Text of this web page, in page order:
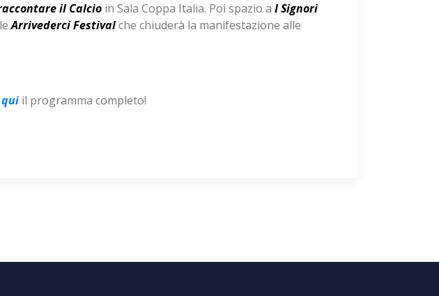
il Calcio in Sala Coppa Italia. Poi spazio a I Signori
Arrivederci Festivalche chiuderà la manifestazione alle
qui il programma completo!